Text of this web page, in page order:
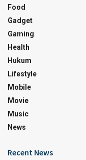
Food
Gadget
Gaming
Health
Hukum
Lifestyle
Mobile
Movie
Music
News
Recent News